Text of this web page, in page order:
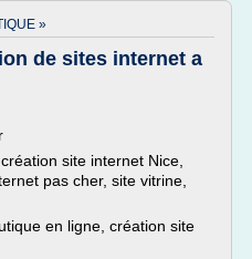
»
de sites internet a
site internet Nice,
pas cher, site vitrine,
en ligne, création site